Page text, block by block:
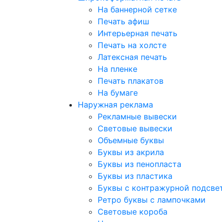
На баннерной сетке
Печать афиш
Интерьерная печать
Печать на холсте
Латексная печать
На пленке
Печать плакатов
На бумаге
Наружная реклама
Рекламные вывески
Световые вывески
Объемные буквы
Буквы из акрила
Буквы из пенопласта
Буквы из пластика
Буквы с контражурной
Ретро буквы с лампочками
Световые короба